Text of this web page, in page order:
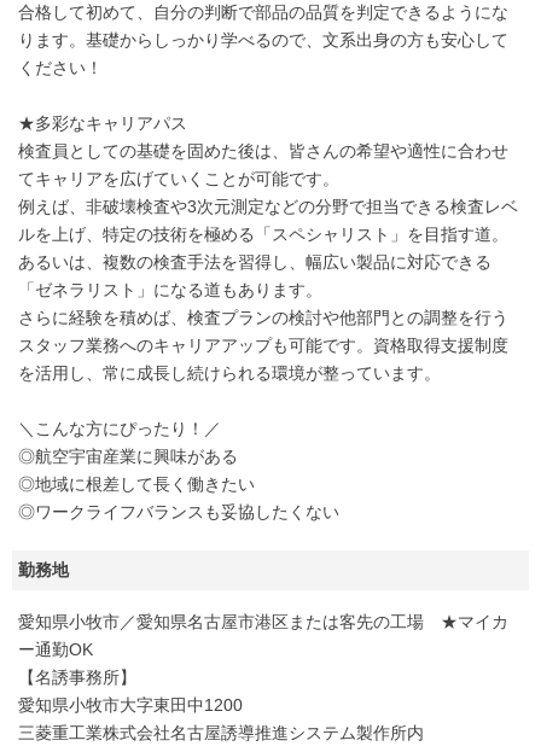
合格して初めて、自分の判断で部品の品質を判定できるようにな
ります。基礎からしっかり学べるので、文系出身の方も安心して
ください！
★多彩なキャリアパス
検査員としての基礎を固めた後は、皆さんの希望や適性に合わせ
てキャリアを広げていくことが可能です。
例えば、非破壊検査や3次元測定などの分野で担当できる検査レベ
ルを上げ、特定の技術を極める「スペシャリスト」を目指す道。
あるいは、複数の検査手法を習得し、幅広い製品に対応できる
「ゼネラリスト」になる道もあります。
さらに経験を積めば、検査プランの検討や他部門との調整を行う
スタッフ業務へのキャリアアップも可能です。資格取得支援制度
を活用し、常に成長し続けられる環境が整っています。
＼こんな方にぴったり！／
◎航空宇宙産業に興味がある
◎地域に根差して長く働きたい
◎ワークライフバランスも妥協したくない
勤務地
愛知県小牧市／愛知県名古屋市港区または客先の工場 ★マイカ
ー通勤OK
【名誘事務所】
愛知県小牧市大字東田中1200
三菱重工業株式会社名古屋誘導推進システム製作所内